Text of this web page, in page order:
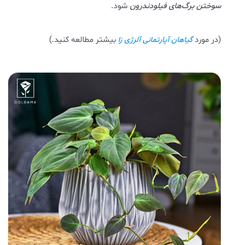
سوختن برگ‌های فیلودندرون شود.
(در موردگیاهان آپارتمانی آلرژی زا بیشتر مطالعه کنید.)